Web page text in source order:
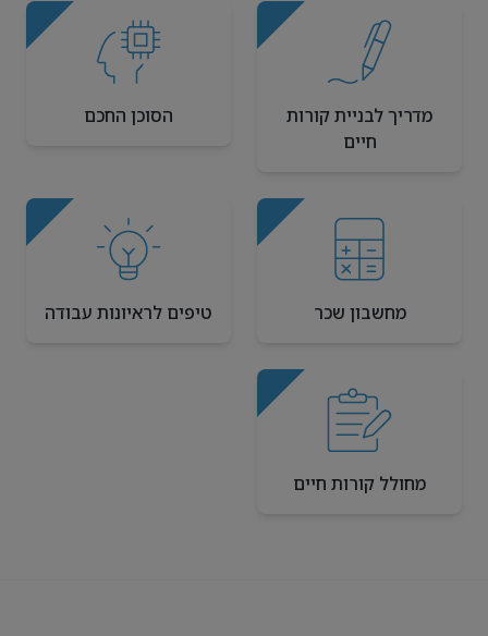
מדריך לבניית קורות
חיים
הסוכן החכם
מחשבון שכר טיפים לראיונות עבודה
מחולל קורות חיים